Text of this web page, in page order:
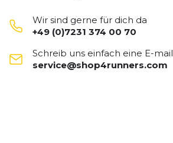
Wir sind gerne für dich da
+49 (0)7231 374 00 70
Schreib uns einfach eine E-mail
service@shop4runners.com